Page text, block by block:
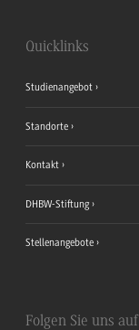
Quicklinks
Studienangebot
Standorte
Kontakt
DHBW-Stiftung
Stellenangebote
Folgen Sie uns auf